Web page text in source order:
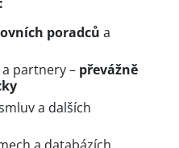
poradců a
a partnery – převážně
a dalších